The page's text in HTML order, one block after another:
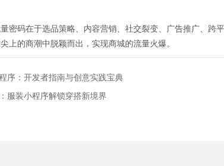
密码在于选品策略、内容营销、社交裂变、广告推广、
上的商潮中脱颖而出，实现商城的流量火爆。
序：开发者指南与创意实践宝典
服装小程序解锁穿搭新境界